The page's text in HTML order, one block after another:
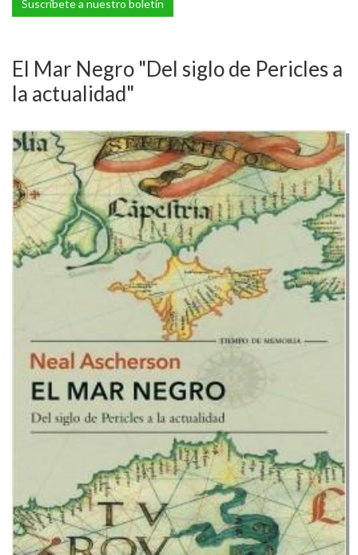
Suscríbete a nuestro boletín
El Mar Negro "Del siglo de Pericles a
la actualidad"